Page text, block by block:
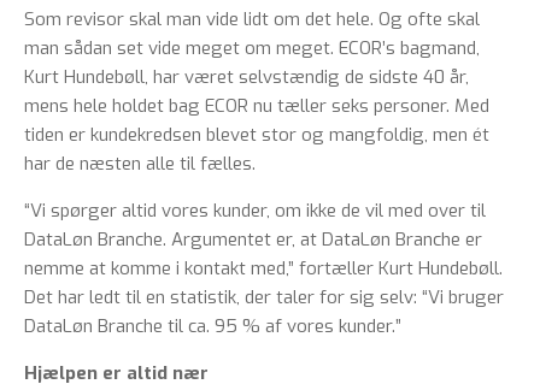
Som revisor skal man vide lidt om det hele. Og ofte skal
man sådan set vide meget om meget. ECOR’s bagmand,
Kurt Hundebøll, har været selvstændig de sidste 40 år,
mens hele holdet bag ECOR nu tæller seks personer. Med
tiden er kundekredsen blevet stor og mangfoldig, men ét
har de næsten alle til fælles.
“Vi spørger altid vores kunder, om ikke de vil med over til
DataLøn Branche. Argumentet er, at DataLøn Branche er
nemme at komme i kontakt med,” fortæller Kurt Hundebøll.
Det har ledt til en statistik, der taler for sig selv: “Vi bruger
DataLøn Branche til ca. 95 % af vores kunder.”
Hjælpen er altid nær